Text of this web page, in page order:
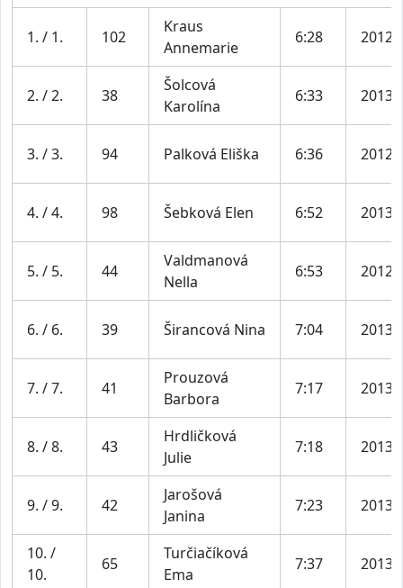
1. / 1. 102
Kraus
Annemarie
6:28 2012
2. / 2. 38
Šolcová
Karolína
6:33 2013
3. / 3. 94 Palková Eliška 6:36 2012
4. / 4. 98 Šebková Elen 6:52 2013
5. / 5. 44
Valdmanová
Nella
6:53 2012
6. / 6. 39 Širancová Nina 7:04 2013
7. / 7. 41
Prouzová
Barbora
7:17 2013
8. / 8. 43
Hrdličková
Julie
7:18 2013
9. / 9. 42
Jarošová
Janina
7:23 2013
10. /
10.
65
Turčiačíková
Ema
7:37 2013